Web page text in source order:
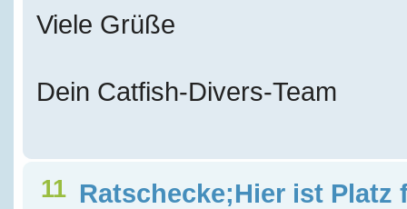
Viele Grüße
Dein Catfish-Divers-Team
11 Ratschecke;Hier ist